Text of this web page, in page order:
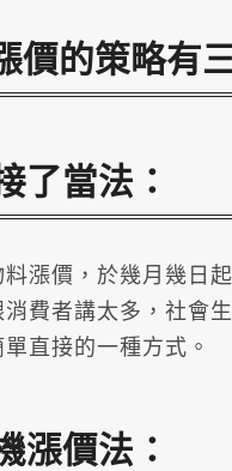
價的策略有
了當法：
料漲價，於幾月幾日
費者講太多，社會
直接的一種方式。
漲價法：